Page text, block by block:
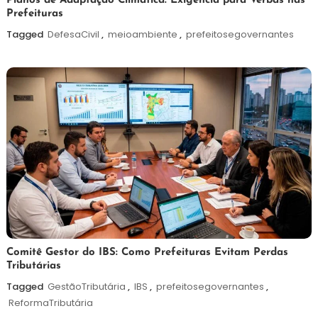
de
agosto
Prefeituras
Tagged DefesaCivil , meioambiente , prefeitosegovernantes
4
de
agosto
de
Redação
Comitê Gestor do IBS: Como Prefeituras Evitam Perdas
Tributárias
Tagged GestãoTributária , IBS , prefeitosegovernantes ,
ReformaTributária